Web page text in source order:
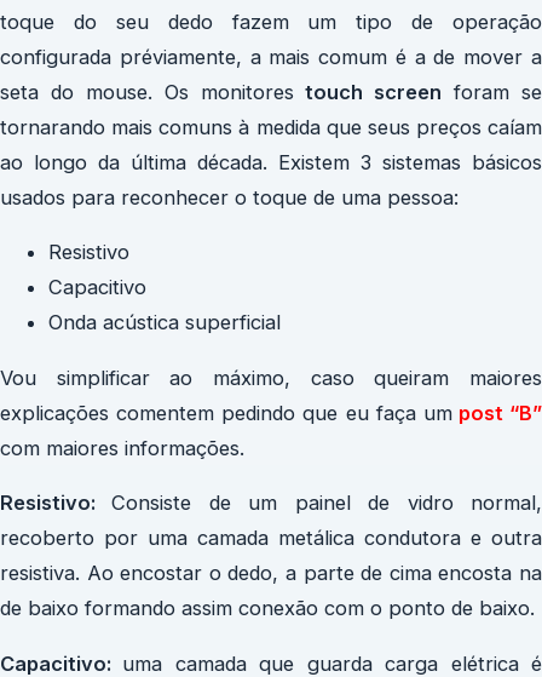
toque do seu dedo fazem um tipo de operação
configurada préviamente, a mais comum é a de mover a
seta do mouse. Os monitores touch screen foram se
tornarando mais comuns à medida que seus preços caíam
ao longo da última década. Existem 3 sistemas básicos
usados para reconhecer o toque de uma pessoa:
Resistivo
Capacitivo
Onda acústica superficial
Vou simplificar ao máximo, caso queiram maiores
explicações comentem pedindo que eu faça umpost “B”
com maiores informações.
Resistivo:Consiste de um painel de vidro normal,
recoberto por uma camada metálica condutora e outra
resistiva. Ao encostar o dedo, a parte de cima encosta na
de baixo formando assim conexão com o ponto de baixo.
Capacitivo: uma camada que guarda carga elétrica é